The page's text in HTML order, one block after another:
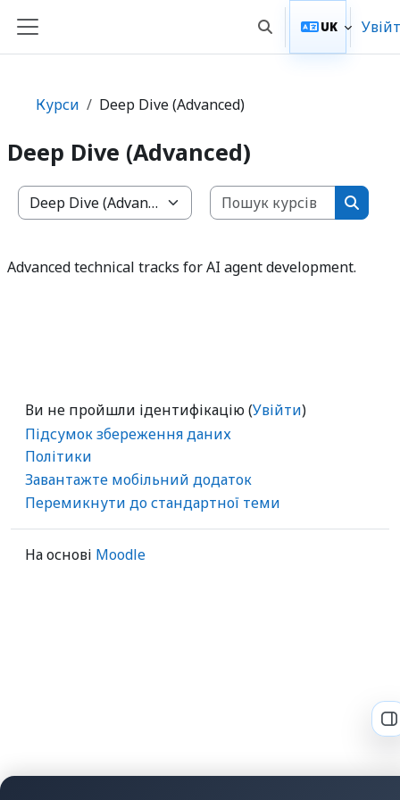
Бокова панель Переключити
UK
Курси Deep Dive (Advanced)
Deep Dive (Advanced)
Категорії курсів
Пошук
Пошук
Advanced technical tracks for AI agent development.
Ви не пройшли ідентифікацію (Увійти)
Підсумок збереження даних
Політики
Завантажте мобільний додаток
Перемикнути до стандартної теми
На основі Moodle